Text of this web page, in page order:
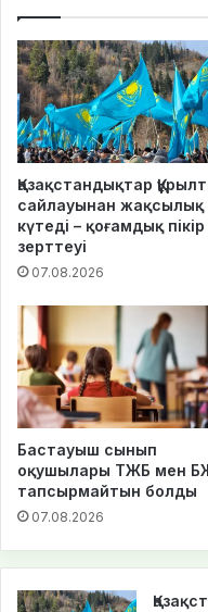
Қазақстандықтар
сайлауынан жақсылық
күтеді – қоғамдық пікір
зерттеуі
07.08.2026
Бастауыш сынып
оқушылары ТЖБ мен
тапсырмайтын болды
07.08.2026